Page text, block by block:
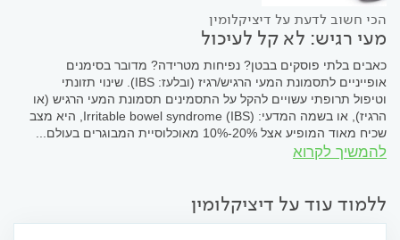
הכי חשוב לדעת על דיציקלומין
מעי רגיש: לא קל לעיכול
כאבים בלתי פוסקים בבטן? נפיחות מטרידה? מדובר בסימנים
אופייניים לתסמונת המעי הרגיש/רגיז (ובלעז: IBS). שינוי תזונתי
וטיפול תרופתי עשויים להקל על התסמינים תסמונת המעי הרגיש (או
הרגיז), או בשמה המדעי: (IBS) Irritable bowel syndrome, היא מצב
שכיח מאוד המופיע אצל 20%-10% מאוכלוסיית המבוגרים בעולם...
להמשיך לקרוא
ללמוד עוד על דיציקלומין